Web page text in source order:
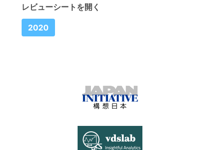
レビューシートを開く
2020